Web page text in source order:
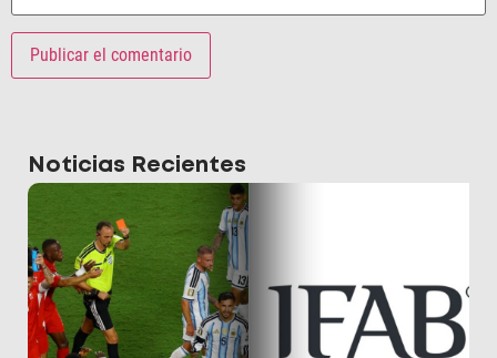
Noticias Recientes